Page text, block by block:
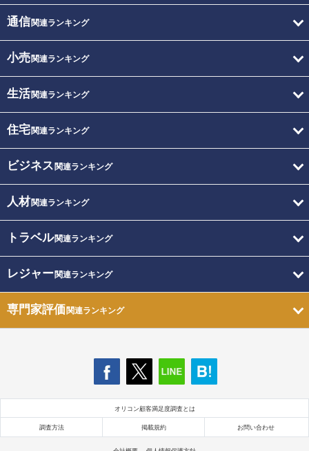
通信関連ランキング
小売関連ランキング
生活関連ランキング
住宅関連ランキング
ビジネス 関連ランキング
人材関連ランキング
トラベル関連ランキング
レジャー関連ランキング
専門家評価関連ランキング
オリコン顧客満足度調査とは
調査方法 掲載規約 お問い合わせ